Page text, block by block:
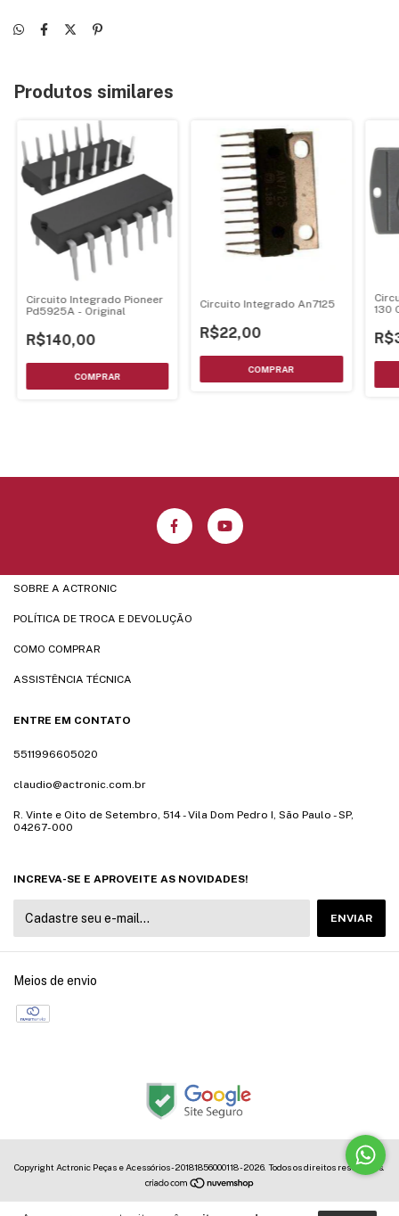
Produtos similares
Circuito Integrado Pioneer
Pd5925A - Original
R$140,00
Circuito Integrado An7125
R$22,00
130
SOBRE A ACTRONIC
POLÍTICA DE TROCA E DEVOLUÇÃO
COMO COMPRAR
ASSISTÊNCIA TÉCNICA
ENTRE EM CONTATO
5511996605020
claudio@actronic.com.br
R. Vinte e Oito de Setembro, 514 - Vila Dom Pedro I, São Paulo - SP,
04267-000
INCREVA-SE E APROVEITE AS NOVIDADES!
Meios de envio
Copyright Actronic Peças e Acessórios - 20181856000118 - 2026. Todos os direitos reservados.